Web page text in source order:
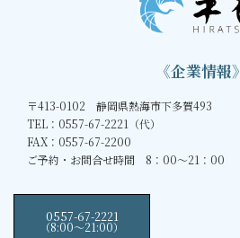
《企業情報》
〒413-0102 静岡県熱海市下多賀493
TEL：0557-67-2221（代）
FAX：0557-67-2200
ご予約・お問合せ時間 8：00～21：00
0557-67-2221
（8:00〜21:00）